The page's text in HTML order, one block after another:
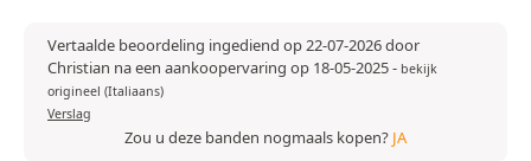
Vertaalde beoordeling ingediend op 22-07-2026 door
Christian na een aankoopervaring op 18-05-2025- bekijk
origineel (Italiaans)
Verslag
Zou u deze banden nogmaals kopen? JA